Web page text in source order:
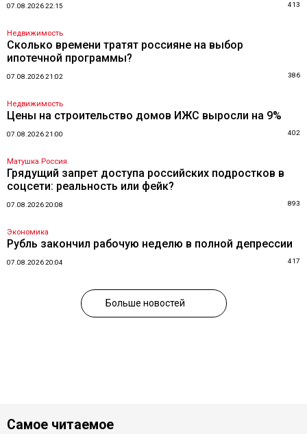
07.08.2026 22:15 413
Недвижимость
Сколько времени тратят россияне на выбор
ипотечной программы?
07.08.2026 21:02 386
Недвижимость
Цены на строительство домов ИЖС выросли на 9%
07.08.2026 21:00 402
Матушка Россия
Грядущий запрет доступа российских подростков в
соцсети: реальность или фейк?
07.08.2026 20:08 893
Экономика
Рубль закончил рабочую неделю в полной депрессии
07.08.2026 20:04 417
Больше новостей
Самое читаемое